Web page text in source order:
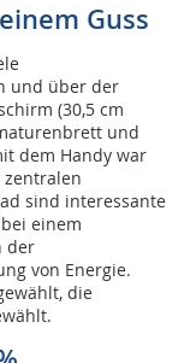
Guss
und über der
(30,5 cm
und
dem Handy war
sind interessante
einem
der
von Energie.
die